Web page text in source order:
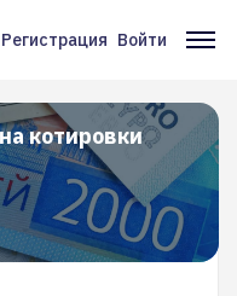
Меню
Регистрация Войти
котировки